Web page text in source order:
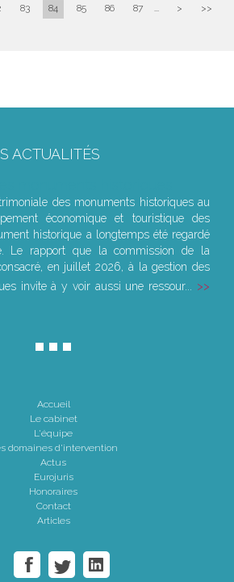
83 84 85 86 87 ... > >>
ACTUALITÉS
des monuments historiques au
économique et touristique des
historique a longtemps été regardé
Le rapport que la commission de la
en juillet 2026, à la gestion des
invite à y voir aussi une ressour...
Accueil
Le cabinet
L'équipe
domaines d'intervention
Actus
Eurojuris
Honoraires
Contact
Articles